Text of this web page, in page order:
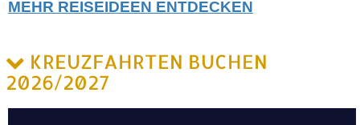
MEHR REISEIDEEN ENTDECKEN
KREUZFAHRTEN BUCHEN
2026/2027